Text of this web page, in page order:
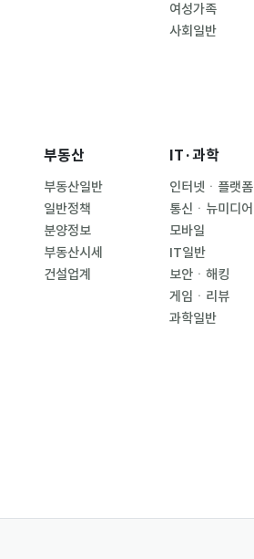
여성가족
사회일반
부동산
부동산일반
일반정책
분양정보
부동산시세
건설업계
IT·과학
인터넷ㆍ플랫폼
통신ㆍ뉴미디어
모바일
IT일반
보안ㆍ해킹
게임ㆍ리뷰
과학일반